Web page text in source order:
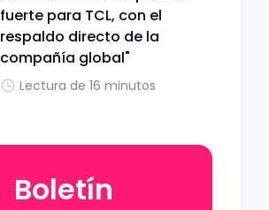
fuerte para TCL, con el
respaldo directo de la
compañía global"
Lectura de 16 minutos
Boletín